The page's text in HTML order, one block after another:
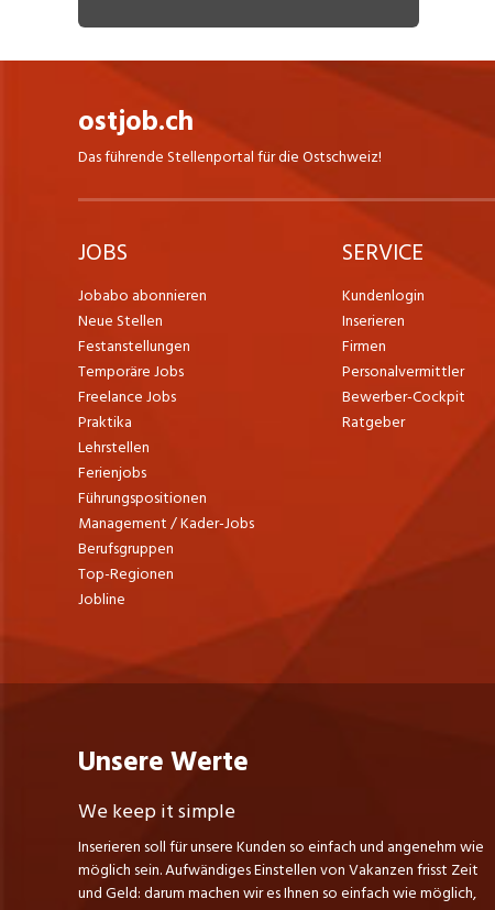
Ein umfangreiches Sortiment an Renault
Fahrzeugtypen befindet sich im über 500
Joachim Eberle steht jederzeit persönlich
für die Verkaufsberatung seiner Kunden
nicht nur durch das grosse Angebot an
die Oeffnungszeiten, welche auf die
Kundenbedürfnisse abgestimmt sind. So
ist die Werkstatt und die Waschanlage
von Montag-Freitag von 7.15 - 11.45 und
13.00 - 17.30 Uhr und Samstags von 7.15 -
16.00 Uhr geöffnet.
Bei Notfällen steht den Kunden der
Garage J. Eberle AG und Renault Trucks
ein internationaler 24-Stunden
Pannenservice während 365 Tagen im Jahr
zur Verfügung.
ostjob.ch
Das führende Stellenportal für die Ostschweiz!
JOBS
Jobabo abonnieren
Neue Stellen
Festanstellungen
Temporäre Jobs
Freelance Jobs
Praktika
Lehrstellen
Ferienjobs
Führungspositionen
Management / Kader-Jobs
Berufsgruppen
Top-Regionen
Jobline
SERVICE
Kundenlogin
Inserieren
Firmen
Personalvermittler
Bewerber-Cockpit
Ratgeber
Unsere Werte
We keep it simple
Inserieren soll für unsere Kunden so einfach und angenehm wie
möglich sein. Aufwändiges Einstellen von Vakanzen frisst Zeit
und Geld: darum machen wir es Ihnen so einfach wie möglich,